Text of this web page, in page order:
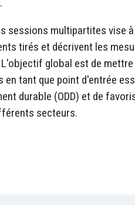
sessions multipartites vise
tirés et décrivent les
L'objectif global est de
en tant que point d'entrée
durable (ODD) et de
secteurs.